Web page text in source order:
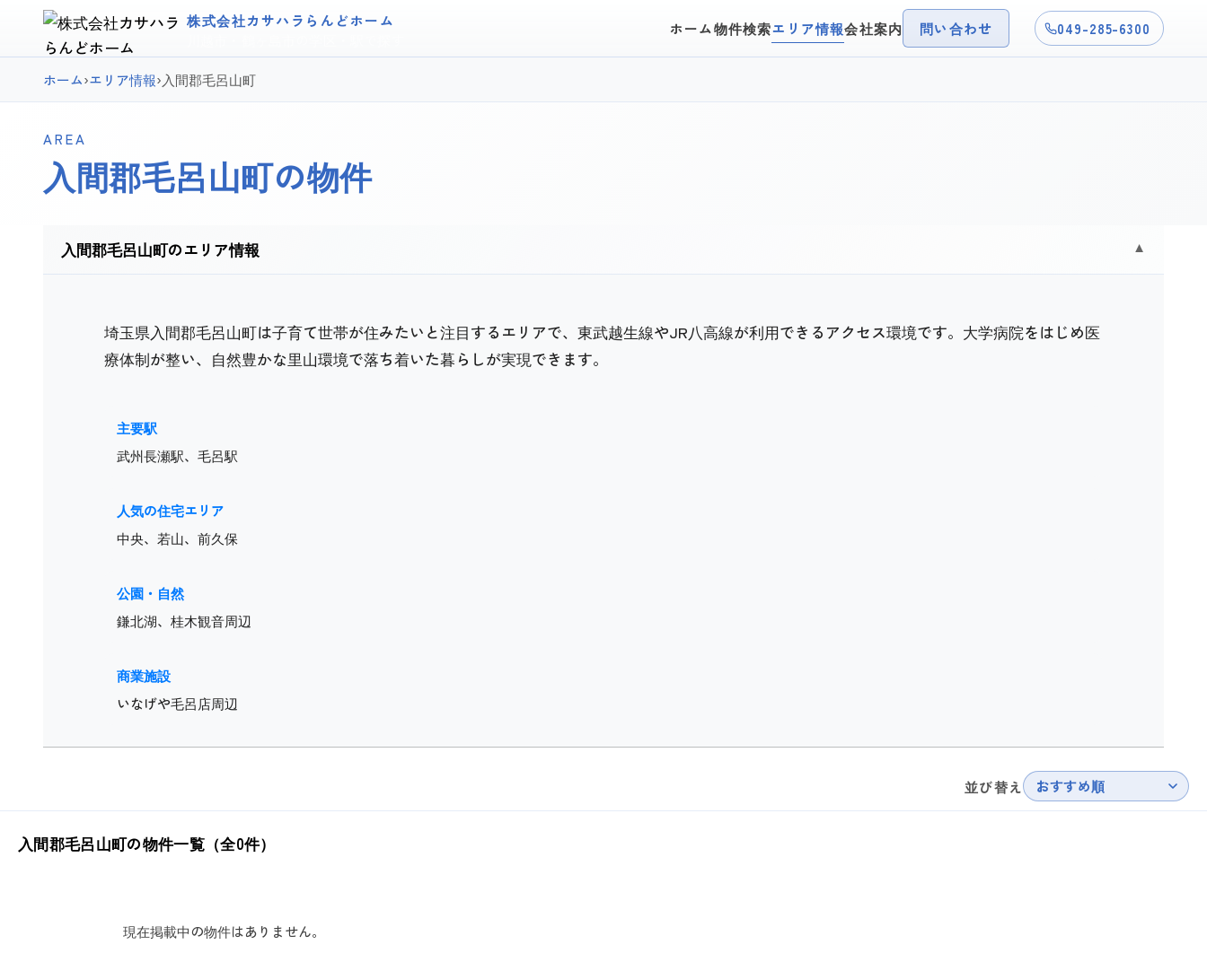
株式会社カサハラらんどホーム
ホーム物件検索エリア情報会社案内 問い合わせ 049-285-6300
ホーム›エリア情報›入間郡毛呂山町
AREA
入間郡毛呂山町の物件
入間郡毛呂山町のエリア情報 ▼
埼玉県入間郡毛呂山町は子育て世帯が住みたいと注目するエリアで、東武越生線やJR八高線が利用できるアクセス環境です。大学病院をはじめ医
療体制が整い、自然豊かな里山環境で落ち着いた暮らしが実現できます。
主要駅
武州長瀬駅、毛呂駅
人気の住宅エリア
中央、若山、前久保
公園・自然
鎌北湖、桂木観音周辺
商業施設
いなげや毛呂店周辺
並び替え おすすめ順
入間郡毛呂山町の物件一覧（全0件）
現在掲載中の物件はありません。